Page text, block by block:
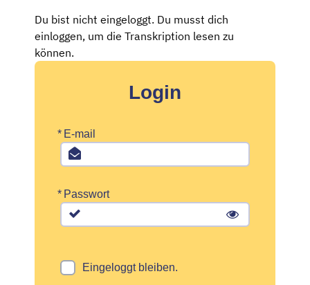
Du bist nicht eingeloggt. Du musst dich
einloggen, um die Transkription lesen zu
können.
Login
* E-mail
* Passwort
Eingeloggt bleiben.